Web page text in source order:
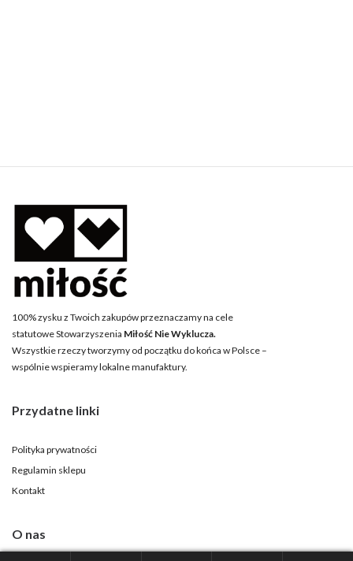
100% zysku z Twoich zakupów przeznaczamy na cele
statutowe Stowarzyszenia Miłość Nie Wyklucza.
Wszystkie rzeczy tworzymy od początku do końca w Polsce –
wspólnie wspieramy lokalne manufaktury.
Przydatne linki
Polityka prywatności
Regulamin sklepu
Kontakt
O nas